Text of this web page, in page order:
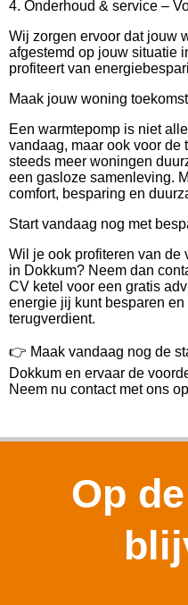
4. Onderhoud & service –
Wij zorgen ervoor dat jouw
afgestemd op jouw situatie
profiteert van
Maak jouw woning
Een warmtepomp is niet
vandaag, maar ook voor de
steeds meer woningen
een gasloze samenleving.
comfort, besparing en
Start vandaag nog met
Wil je ook profiteren van de
in Dokkum? Neem dan
CV ketel voor een gratis
energie jij kunt besparen
terugverdient.
👉 Maak vandaag nog de
Dokkum en ervaar de
Neem nu contact met ons
Op